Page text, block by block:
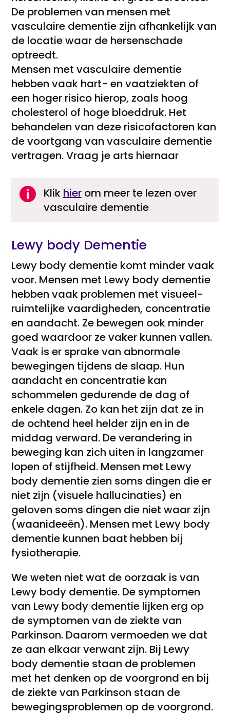
De problemen van mensen met
vasculaire dementie zijn afhankelijk van
de locatie waar de hersenschade
optreedt.
Mensen met vasculaire dementie
hebben vaak hart- en vaatziekten of
een hoger risico hierop, zoals hoog
cholesterol of hoge bloeddruk. Het
behandelen van deze risicofactoren kan
de voortgang van vasculaire dementie
vertragen. Vraag je arts hiernaar
 Klik hierom meer te lezen over
vasculaire dementie
Lewy body Dementie
Lewy body dementie komt minder vaak
voor. Mensen met Lewy body dementie
hebben vaak problemen met visueel-
ruimtelijke vaardigheden, concentratie
en aandacht. Ze bewegen ook minder
goed waardoor ze vaker kunnen vallen.
Vaak is er sprake van abnormale
bewegingen tijdens de slaap. Hun
aandacht en concentratie kan
schommelen gedurende de dag of
enkele dagen. Zo kan het zijn dat ze in
de ochtend heel helder zijn en in de
middag verward. De verandering in
beweging kan zich uiten in langzamer
lopen of stijfheid. Mensen met Lewy
body dementie zien soms dingen die er
niet zijn (visuele hallucinaties) en
geloven soms dingen die niet waar zijn
(waanideeën). Mensen met Lewy body
dementie kunnen baat hebben bij
fysiotherapie.
We weten niet wat de oorzaak is van
Lewy body dementie. De symptomen
van Lewy body dementie lijken erg op
de symptomen van de ziekte van
Parkinson. Daarom vermoeden we dat
ze aan elkaar verwant zijn. Bij Lewy
body dementie staan de problemen
met het denken op de voorgrond en bij
de ziekte van Parkinson staan de
bewegingsproblemen op de voorgrond.